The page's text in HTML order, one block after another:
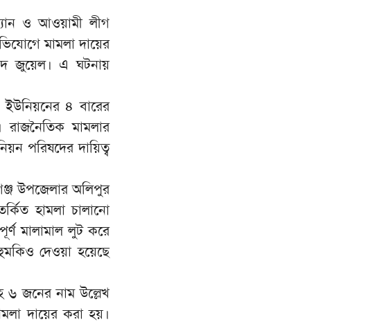
ও আওয়ামী লীগ
মামলা দায়ের
জুয়েল। এ ঘটনায়
৪ বারের
রাজনৈতিক মামলার
পরিষদের দায়িত্ব
উপজেলার অলিপুর
হামলা চালানো
মালামাল লুট করে
দেওয়া হয়েছে
৬ জনের নাম উল্লেখ
দায়ের করা হয়।